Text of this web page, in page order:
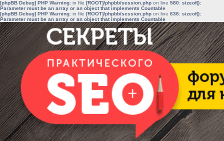
[phpBB Debug] PHP Warning: in file [ROOT]/phpbb/session.php on line 580: sizeof():
Parameter must be an array or an object that implements Countable
[phpBB Debug] PHP Warning: in file [ROOT]/phpbb/session.php on line 636: sizeof():
Parameter must be an array or an object that implements Countable